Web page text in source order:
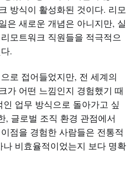
방식이 활성화된 것이다. 리모
은 새로운 개념은 아니지만, 실
모트워크 직원들을 적극적으
.
로 접어들었지만, 전 세계의
가 어떤 느낌인지 경험했기 때
업무 방식으로 돌아가고 싶
, 글로벌 조직 환경 관점에서
점을 경험한 사람들은 전통적
나 비효율적이었는지 보다 명확